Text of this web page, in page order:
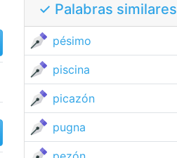
✓ Palabras similares
pésimo
piscina
picazón
pugna